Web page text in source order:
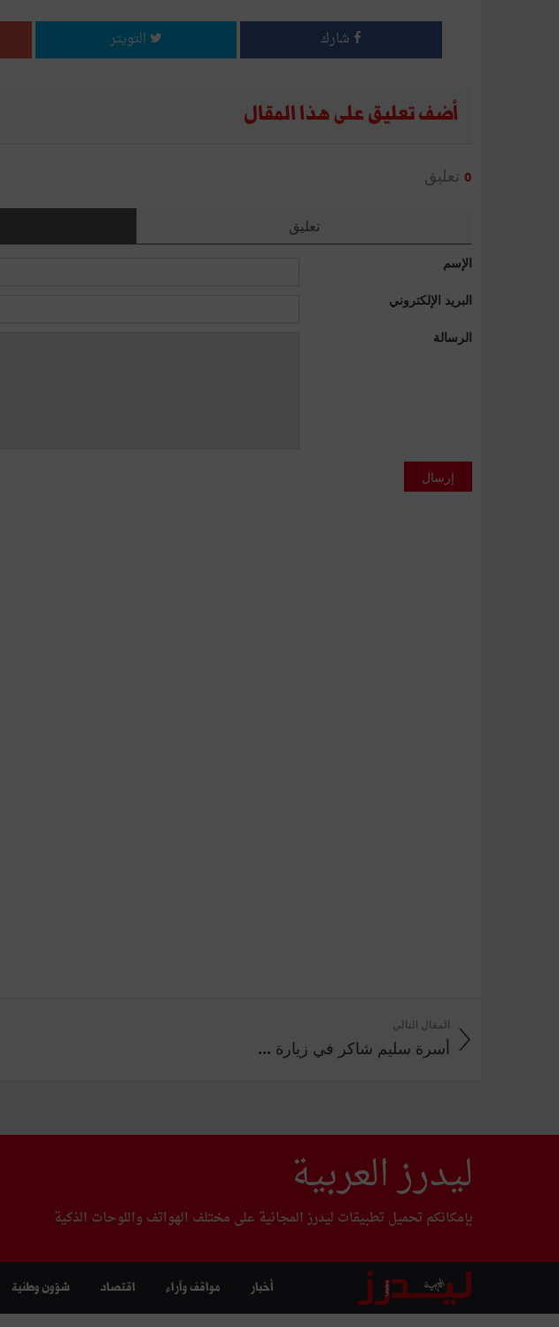
شارك التويتر
أضف تعليق على هذا المقال
0 تعليق
تعليق
الإسم
البريد الإلكتروني
الرسالة
إرسال
المقال التالي
أسرة سليم شاكر في زيارة ...
ليدرز العربية
بإمكانكم تحميل تطبيقات ليدرز المجانية على مختلف الهواتف واللوحات الذكية
أخبار مواقف وآراء اقتصاد شؤون وطنية